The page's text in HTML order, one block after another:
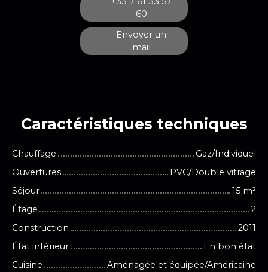
60
Envoyer un
mail
Caractéristiques techniques
Chauffage
Gaz/Individuel
Ouvertures
PVC/Double vitrage
Séjour
15 m²
Étage
2
Construction
2011
État intérieur
En bon état
Cuisine
Aménagée et équipée/Américaine